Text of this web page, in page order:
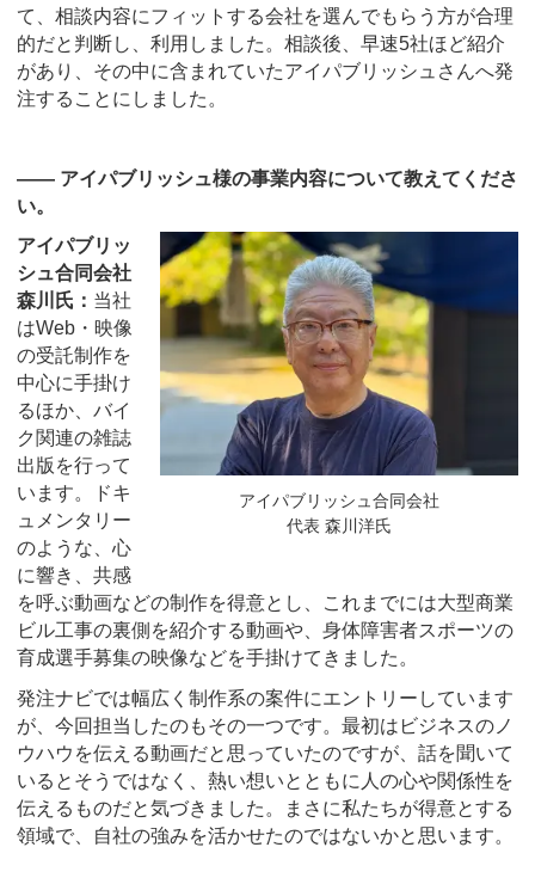
て、相談内容にフィットする会社を選んでもらう方が合理
的だと判断し、利用しました。相談後、早速5社ほど紹介
があり、その中に含まれていたアイパブリッシュさんへ発
注することにしました。
―― アイパブリッシュ様の事業内容について教えてくださ
い。
アイパブリッシュ合同会社
代表 森川洋氏
アイパブリッ
シュ合同会社
森川氏： 当社
はWeb・映像
の受託制作を
中心に手掛け
るほか、バイ
ク関連の雑誌
出版を行って
います。ドキ
ュメンタリー
のような、心
に響き、共感
を呼ぶ動画などの制作を得意とし、これまでには大型商業
ビル工事の裏側を紹介する動画や、身体障害者スポーツの
育成選手募集の映像などを手掛けてきました。
発注ナビでは幅広く制作系の案件にエントリーしています
が、今回担当したのもその一つです。最初はビジネスのノ
ウハウを伝える動画だと思っていたのですが、話を聞いて
いるとそうではなく、熱い想いとともに人の心や関係性を
伝えるものだと気づきました。まさに私たちが得意とする
領域で、自社の強みを活かせたのではないかと思います。